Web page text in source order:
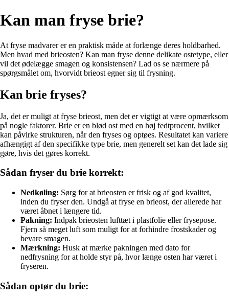
Kan man fryse brie?
At fryse madvarer er en praktisk måde at forlænge deres holdbarhed.
Men hvad med brieosten? Kan man fryse denne delikate ostetype, eller
vil det ødelægge smagen og konsistensen? Lad os se nærmere på
spørgsmålet om, hvorvidt brieost egner sig til frysning.
Kan brie fryses?
Ja, det er muligt at fryse brieost, men det er vigtigt at være opmærksom
på nogle faktorer. Brie er en blød ost med en høj fedtprocent, hvilket
kan påvirke strukturen, når den fryses og optøes. Resultatet kan variere
afhængigt af den specifikke type brie, men generelt set kan det lade sig
gøre, hvis det gøres korrekt.
Sådan fryser du brie korrekt:
Nedkøling: Sørg for at brieosten er frisk og af god kvalitet,
inden du fryser den. Undgå at fryse en brieost, der allerede har
været åbnet i længere tid.
Pakning: Indpak brieosten lufttæt i plastfolie eller frysepose.
Fjern så meget luft som muligt for at forhindre frostskader og
bevare smagen.
Mærkning: Husk at mærke pakningen med dato for
nedfrysning for at holde styr på, hvor længe osten har været i
fryseren.
Sådan optør du brie: